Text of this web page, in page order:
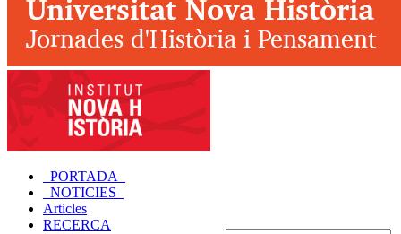
_PORTADA_
_NOTICIES_
Articles
RECERCA